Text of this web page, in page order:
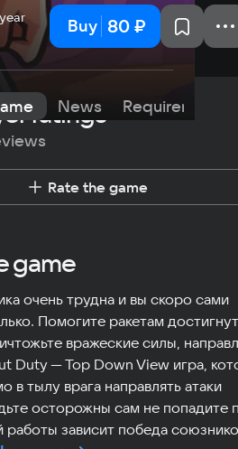
Buy 80 ₽
News Requirements
ratings
Rate the game
game
очень трудна и вы скоро сами
Помогите ракетам
вражеские силы,
Duty — Top Down View игра,
в тылу врага направлять атаки
осторожны сам не попадите
зависит победа